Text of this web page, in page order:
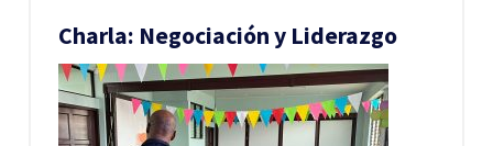
Charla: Negociación y Liderazgo